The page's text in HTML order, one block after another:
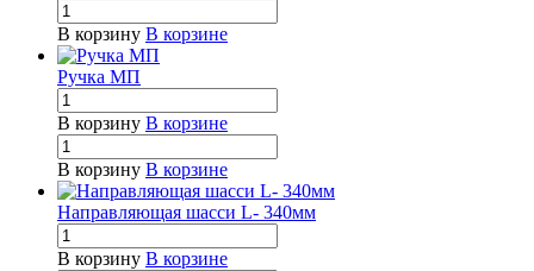
В корзину В корзине
Ручка МП
В корзину В корзине
В корзину В корзине
Направляющая шасси L- 340мм
В корзину В корзине